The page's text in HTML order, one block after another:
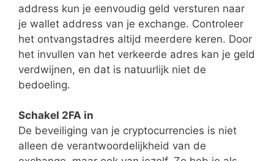
address kun je eenvoudig geld versturen naar
je wallet address van je exchange. Controleer
het ontvangstadres altijd meerdere keren. Door
het invullen van het verkeerde adres kan je geld
verdwijnen, en dat is natuurlijk niet de
bedoeling.
Schakel 2FA in
De beveiliging van je cryptocurrencies is niet
alleen de verantwoordelijkheid van de